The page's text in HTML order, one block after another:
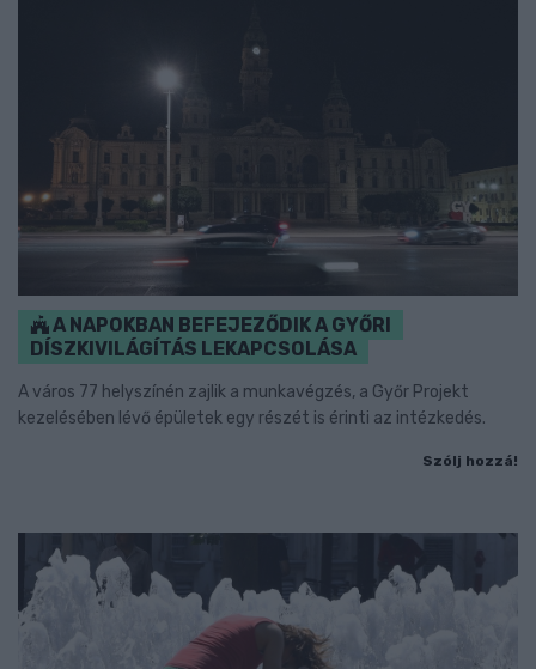
A NAPOKBAN BEFEJEZŐDIK A GYŐRI
DÍSZKIVILÁGÍTÁS LEKAPCSOLÁSA
A város 77 helyszínén zajlik a munkavégzés, a Győr Projekt
kezelésében lévő épületek egy részét is érinti az intézkedés.
Szólj hozzá!